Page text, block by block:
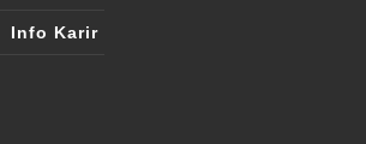
Info Karir